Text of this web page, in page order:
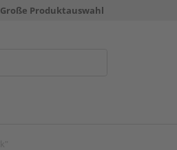
Große Produktauswahl